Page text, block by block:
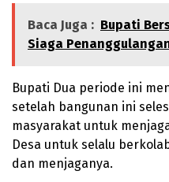
Baca Juga : Bupati
Siaga
Bupati Dua periode ini
setelah bangunan ini
masyarakat untuk
Desa untuk selalu
dan menjaganya.